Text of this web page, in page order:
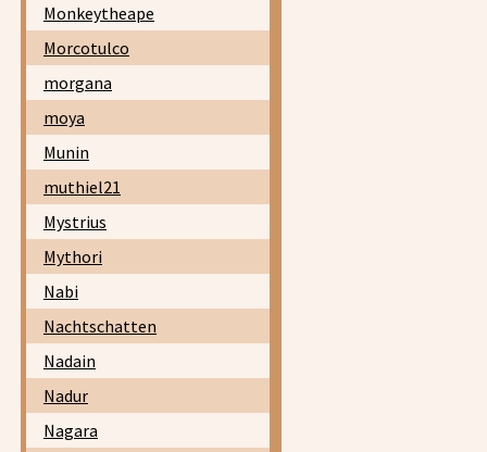
Monkeytheape
Morcotulco
morgana
moya
Munin
muthiel21
Mystrius
Mythori
Nabi
Nachtschatten
Nadain
Nadur
Nagara